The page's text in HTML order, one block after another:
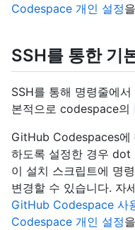
Codespace 개인 설정
SSH를 통한 기
SSH를 통해 명령줄에
본적으로 codespace의
GitHub Codespaces에
하도록 설정한 경우 dot
이 설치 스크립트에 명
변경할 수 있습니다. 자
GitHub Codespace 사
Codespace 개인 설정